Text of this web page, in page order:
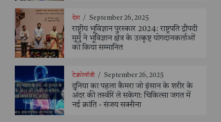
देश / September 26, 2025
राष्ट्रीय भूविज्ञान पुरस्कार 2024: राष्ट्रपति द्रौपदी
मुर्मु ने भूविज्ञान क्षेत्र के उत्कृष्ट योगदानकर्ताओं
को किया सम्मानित
टेक्नोलॉजी / September 26, 2025
दुनिया का पहला कैमरा जो इंसान के शरीर के
अंदर की तस्वीरें ले सकेगा: चिकित्सा जगत में
नई क्रांति - संजय सक्सैना